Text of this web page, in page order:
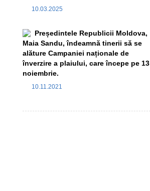
10.03.2025
Președintele Republicii Moldova,
Maia Sandu, îndeamnă tinerii să se
alăture Campaniei naționale de
înverzire a plaiului, care începe pe 13
noiembrie.
10.11.2021